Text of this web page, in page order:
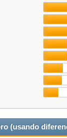
(usando